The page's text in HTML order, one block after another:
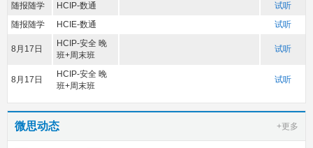
随报随学
HCIP-数通
试听
随报随学
HCIE-数通 试听
8月17日
HCIP-安全 晚
班+周末班
试听
8月17日
HCIP-安全 晚
班+周末班
试听
微思动态 +更多